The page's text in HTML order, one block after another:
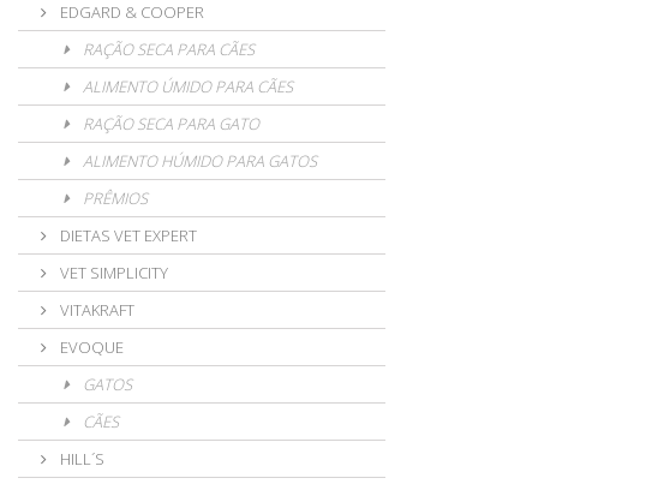
EDGARD & COOPER
RAÇÃO SECA PARA CÃES
ALIMENTO ÚMIDO PARA CÃES
RAÇÃO SECA PARA GATO
ALIMENTO HÚMIDO PARA GATOS
PRÊMIOS
DIETAS VET EXPERT
VET SIMPLICITY
VITAKRAFT
EVOQUE
GATOS
CÃES
HILL´S